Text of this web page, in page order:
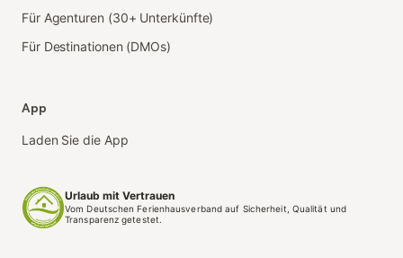
Für Agenturen (30+ Unterkünfte)
Für Destinationen (DMOs)
App
Laden Sie die App
Urlaub mit Vertrauen
Vom Deutschen Ferienhausverband auf Sicherheit, Qualität und
Transparenz getestet.